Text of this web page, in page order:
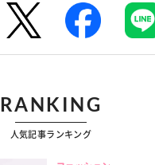
RANKING
人気記事ランキング